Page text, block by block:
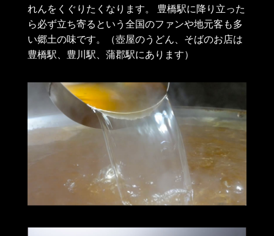
れんをくぐりたくなります。 豊橋駅に降り立った
ら必ず立ち寄るという全国のファンや地元客も多
い郷土の味です。（壺屋のうどん、そばのお店は
豊橋駅、豊川駅、蒲郡駅にあります）